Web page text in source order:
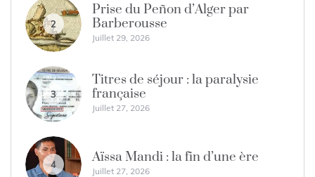
2
Prise du Peñon d’Alger par
Barberousse
Juillet 29, 2026
3
Titres de séjour : la paralysie
française
Juillet 27, 2026
4 Aïssa Mandi : la fin d’une ère
Juillet 27, 2026